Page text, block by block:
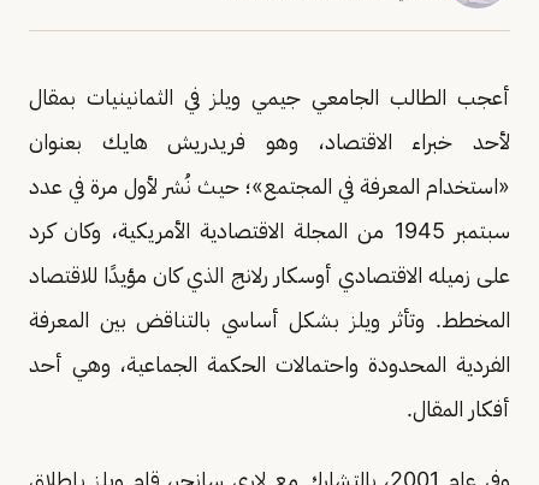
أعجب الطالب الجامعي جيمي ويلز في الثمانينيات بمقال
لأحد خبراء الاقتصاد، وهو فريدريش هايك بعنوان
«استخدام المعرفة في المجتمع»؛ حيث نُشر لأول مرة في عدد
سبتمبر 1945 من المجلة الاقتصادية الأمريكية، وكان كرد
على زميله الاقتصادي أوسكار رلانج الذي كان مؤيدًا للاقتصاد
المخطط. وتأثر ويلز بشكل أساسي بالتناقض بين المعرفة
الفردية المحدودة واحتمالات الحكمة الجماعية، وهي أحد
أفكار المقال.
وفي عام 2001، بالتشارك مع لاري سانجر، قام ويلز بإطلاق